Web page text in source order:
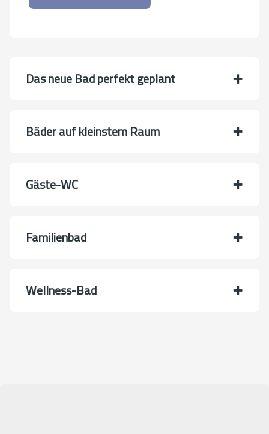
Das neue Bad perfekt geplant
Bäder auf kleinstem Raum
Gäste-WC
Familienbad
Wellness-Bad